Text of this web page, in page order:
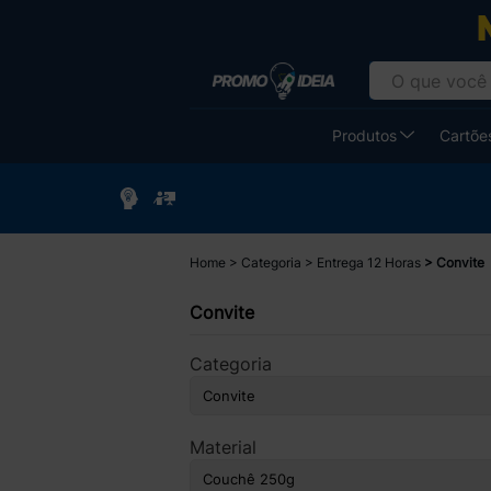
Produtos
Home Categoria Entrega 12 Horas Convite
Convite
Categoria
Material